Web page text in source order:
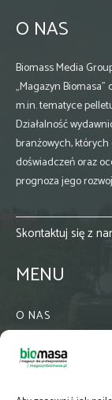
O NAS
Biomass Media
„Magazyn
m.in. tematyce
Działalność
branżowych,
doświadczeń oraz
prognoza jego
Skontaktuj się z
MENU
O NAS
WSPÓŁPRACA